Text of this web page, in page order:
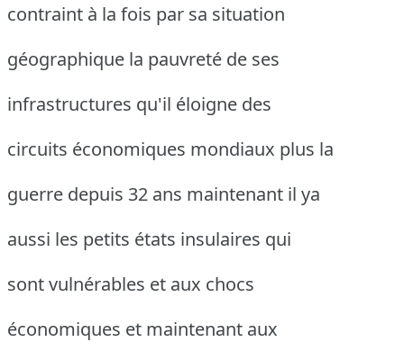
contraint à la fois par sa situation
géographique la pauvreté de ses
infrastructures qu'il éloigne des
circuits économiques mondiaux plus la
guerre depuis 32 ans maintenant il ya
aussi les petits états insulaires qui
sont vulnérables et aux chocs
économiques et maintenant aux